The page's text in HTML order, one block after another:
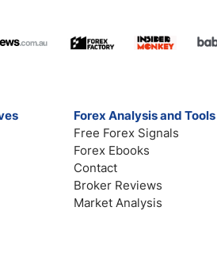
Forex Analysis and Tools
Free Forex Signals
Forex Ebooks
Contact
Broker Reviews
Market Analysis